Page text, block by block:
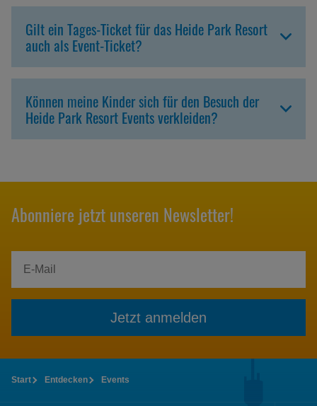
Gilt ein Tages-Ticket für das Heide Park Resort
auch als Event-Ticket?
Können meine Kinder sich für den Besuch der
Heide Park Resort Events verkleiden?
Abonniere jetzt unseren Newsletter!
Jetzt anmelden
Start Entdecken Events